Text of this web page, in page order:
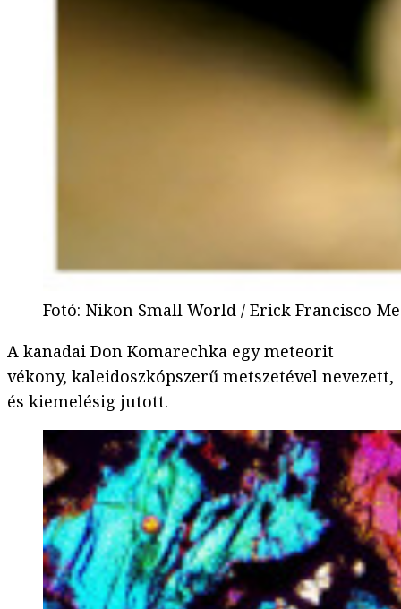
Fotó: Nikon Small World / Erick Francisco
A kanadai Don Komarechka egy meteorit
vékony, kaleidoszkópszerű metszetével nevezett,
és kiemelésig jutott.